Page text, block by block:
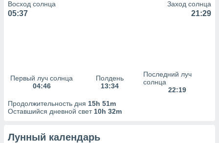
Восход солнца
05:37
Заход солнца
21:29
Первый луч солнца
04:46
Полдень
13:34
Последний луч
солнца
22:19
Продолжительность дня 15h 51m
Оставшийся дневной свет 10h 32m
Лунный календарь